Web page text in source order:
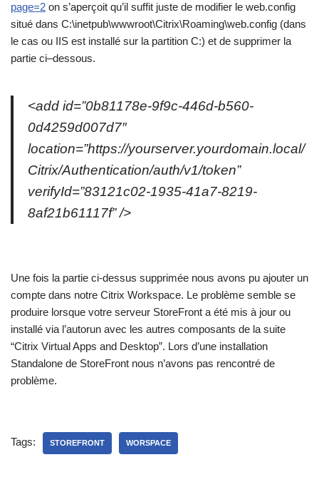
page=2 on s’aperçoit qu’il suffit juste de modifier le web.config
situé dans C:\inetpub\wwwroot\Citrix\Roaming\web.config (dans
le cas ou IIS est installé sur la partition C:) et de supprimer la
partie ci–dessous.
<add id=”0b81178e-9f9c-446d-b560-
0d4259d007d7″
location=”https://yourserver.yourdomain.local/
Citrix/Authentication/auth/v1/token”
verifyId=”83121c02-1935-41a7-8219-
8af21b61117f” />
Une fois la partie ci-dessus supprimée nous avons pu ajouter un
compte dans notre Citrix Workspace. Le problème semble se
produire lorsque votre serveur StoreFront a été mis à jour ou
installé via l’autorun avec les autres composants de la suite
“Citrix Virtual Apps and Desktop”. Lors d’une installation
Standalone de StoreFront nous n’avons pas rencontré de
problème.
Tags: STOREFRONT WORSPACE